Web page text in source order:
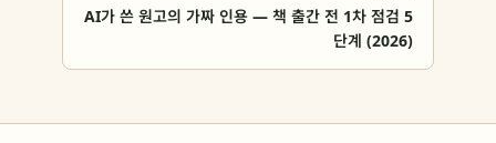
AI가 쓴 원고의 가짜 인용 — 책 출간 전 1차 점검 5
단계 (2026)